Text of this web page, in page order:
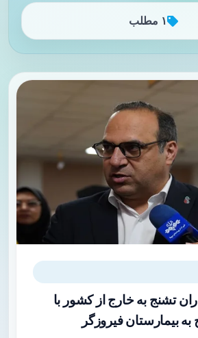
۱ مطلب
تشنج به خارج از کشور با
بیمارستان فیروزگر